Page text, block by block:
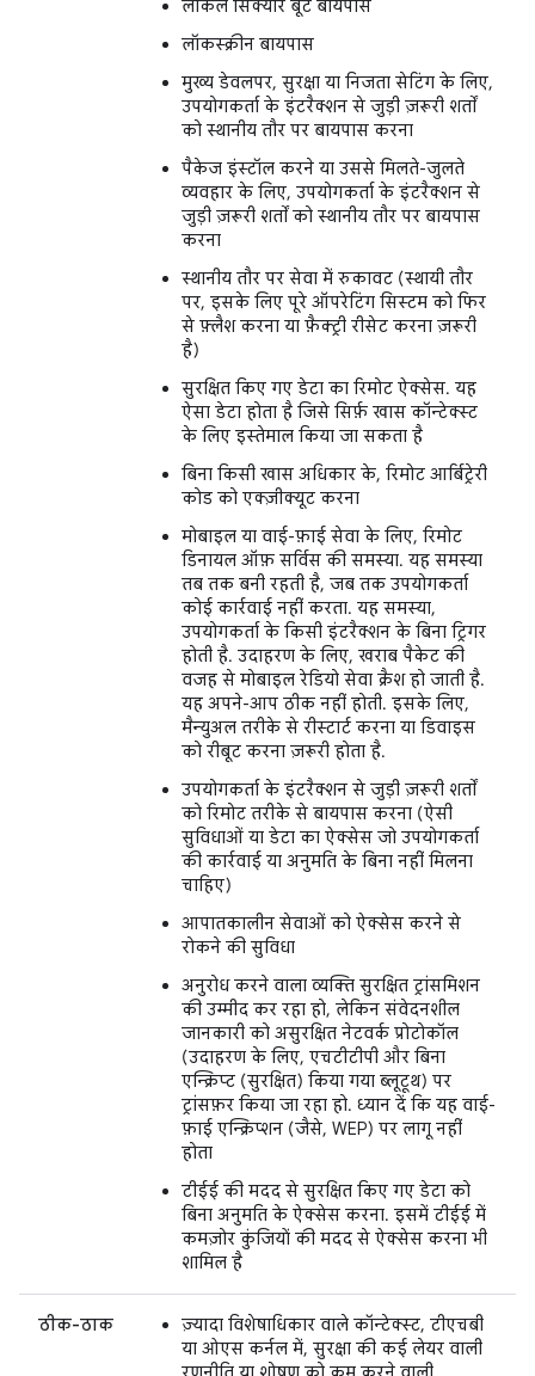
लोकल सिक्योर बूट बायपास
लॉकस्क्रीन बायपास
मुख्य डेवलपर, सुरक्षा या निजता सेटिंग के लिए,
उपयोगकर्ता के इंटरैक्शन से जुड़ी ज़रूरी शर्तों
को स्थानीय तौर पर बायपास करना
पैकेज इंस्टॉल करने या उससे मिलते-जुलते
व्यवहार के लिए, उपयोगकर्ता के इंटरैक्शन से
जुड़ी ज़रूरी शर्तों को स्थानीय तौर पर बायपास
करना
स्थानीय तौर पर सेवा में रुकावट (स्थायी तौर
पर, इसके लिए पूरे ऑपरेटिंग सिस्टम को फिर
से फ़्लैश करना या फ़ैक्ट्री रीसेट करना ज़रूरी
है)
सुरक्षित किए गए डेटा का रिमोट ऐक्सेस. यह
ऐसा डेटा होता है जिसे सिर्फ़ खास कॉन्टेक्स्ट
के लिए इस्तेमाल किया जा सकता है
बिना किसी खास अधिकार के, रिमोट आर्बिट्रेरी
कोड को एक्ज़ीक्यूट करना
मोबाइल या वाई-फ़ाई सेवा के लिए, रिमोट
डिनायल ऑफ़ सर्विस की समस्या. यह समस्या
तब तक बनी रहती है, जब तक उपयोगकर्ता
कोई कार्रवाई नहीं करता. यह समस्या,
उपयोगकर्ता के किसी इंटरैक्शन के बिना ट्रिगर
होती है. उदाहरण के लिए, खराब पैकेट की
वजह से मोबाइल रेडियो सेवा क्रैश हो जाती है.
यह अपने-आप ठीक नहीं होती. इसके लिए,
मैन्युअल तरीके से रीस्टार्ट करना या डिवाइस
को रीबूट करना ज़रूरी होता है.
उपयोगकर्ता के इंटरैक्शन से जुड़ी ज़रूरी शर्तों
को रिमोट तरीके से बायपास करना (ऐसी
सुविधाओं या डेटा का ऐक्सेस जो उपयोगकर्ता
की कार्रवाई या अनुमति के बिना नहीं मिलना
चाहिए)
आपातकालीन सेवाओं को ऐक्सेस करने से
रोकने की सुविधा
अनुरोध करने वाला व्यक्ति सुरक्षित ट्रांसमिशन
की उम्मीद कर रहा हो, लेकिन संवेदनशील
जानकारी को असुरक्षित नेटवर्क प्रोटोकॉल
(उदाहरण के लिए, एचटीटीपी और बिना
एन्क्रिप्ट (सुरक्षित) किया गया ब्लूटूथ) पर
ट्रांसफ़र किया जा रहा हो. ध्यान दें कि यह वाई-
फ़ाई एन्क्रिप्शन (जैसे, WEP) पर लागू नहीं
होता
टीईई की मदद से सुरक्षित किए गए डेटा को
बिना अनुमति के ऐक्सेस करना. इसमें टीईई में
कमज़ोर कुंजियों की मदद से ऐक्सेस करना भी
शामिल है
ठीक-ठाक
ज़्यादा विशेषाधिकार वाले कॉन्टेक्स्ट, टीएचबी
या ओएस कर्नल में, सुरक्षा की कई लेयर वाली